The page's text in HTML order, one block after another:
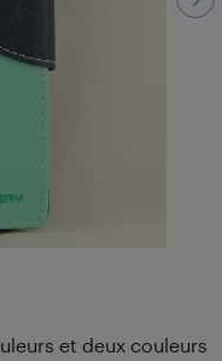
et deux couleurs